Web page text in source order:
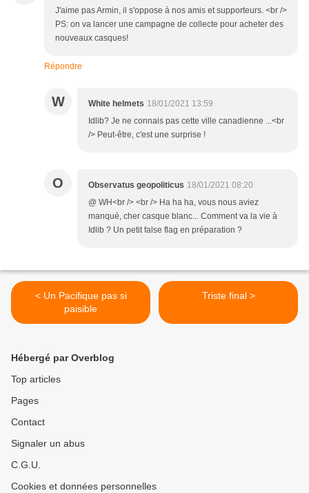
J'aime pas Armin, il s'oppose à nos amis et supporteurs. <br />
PS: on va lancer une campagne de collecte pour acheter des
nouveaux casques!
Répondre
W White helmets 18/01/2021 13:59
Idlib? Je ne connais pas cette ville canadienne ...<br
/> Peut-être, c'est une surprise !
O Observatus geopoliticus 18/01/2021 08:20
@ WH<br /> <br /> Ha ha ha, vous nous aviez
manqué, cher casque blanc... Comment va la vie à
Idlib ? Un petit false flag en préparation ?
< Un Pacifique pas si
paisible
Triste final >
Hébergé par Overblog
Top articles
Pages
Contact
Signaler un abus
C.G.U.
Cookies et données personnelles